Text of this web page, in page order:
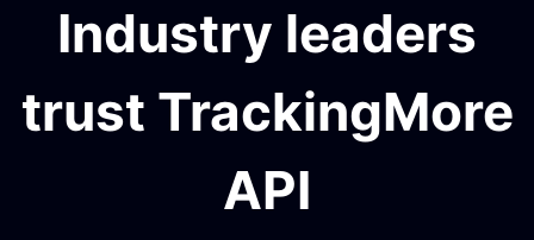
Industry leaders
trust TrackingMore
API